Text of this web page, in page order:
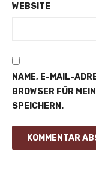
WEBSITE
NAME, E-MAIL-
BROWSER FÜR
SPEICHERN.